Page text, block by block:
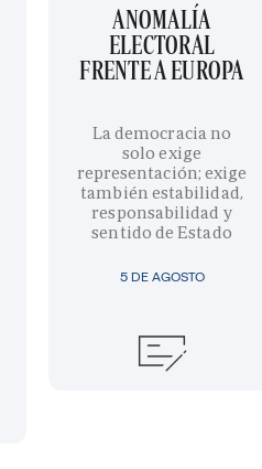
5 DE AGOSTO
ANOMALÍA
ELECTORAL
FRENTE A EUROPA
La democracia no
solo exige
representación; exige
también estabilidad,
responsabilidad y
sentido de Estado